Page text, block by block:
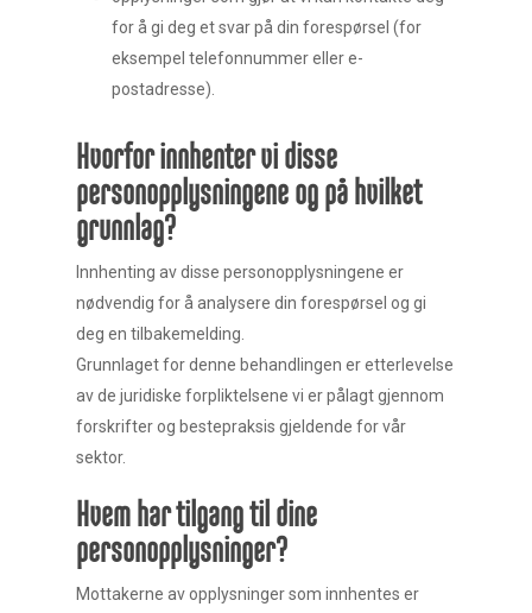
for å gi deg et svar på din forespørsel (for
eksempel telefonnummer eller e-
postadresse).
Hvorfor innhenter vi disse
personopplysningene og på hvilket
grunnlag?
Innhenting av disse personopplysningene er
nødvendig for å analysere din forespørsel og gi
deg en tilbakemelding.
Grunnlaget for denne behandlingen er etterlevelse
av de juridiske forpliktelsene vi er pålagt gjennom
forskrifter og bestepraksis gjeldende for vår
sektor.
Hvem har tilgang til dine
personopplysninger?
Mottakerne av opplysninger som innhentes er